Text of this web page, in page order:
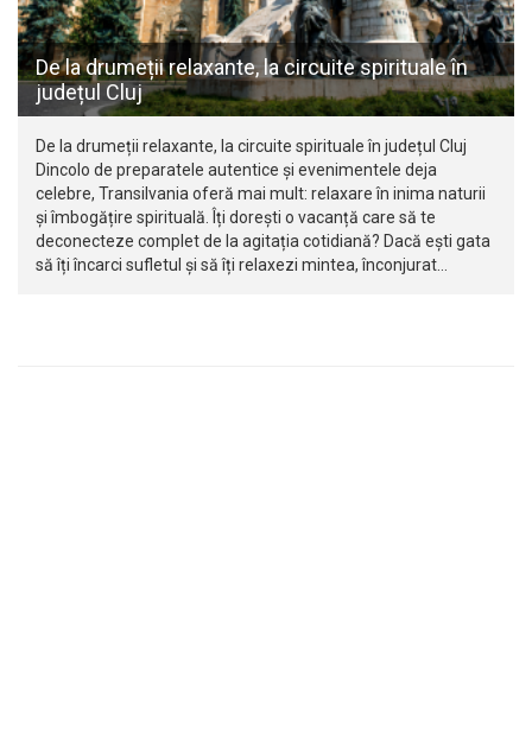
De la drumeții relaxante, la circuite spirituale în
județul Cluj
De la drumeții relaxante, la circuite spirituale în județul Cluj
Dincolo de preparatele autentice și evenimentele deja
celebre, Transilvania oferă mai mult: relaxare în inima naturii
și îmbogățire spirituală. Îți dorești o vacanță care să te
deconecteze complet de la agitația cotidiană? Dacă ești gata
să îți încarci sufletul și să îți relaxezi mintea, înconjurat…